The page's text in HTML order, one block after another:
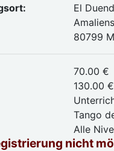
El
80799
70.00 €
130.00
Tango
Alle
nicht